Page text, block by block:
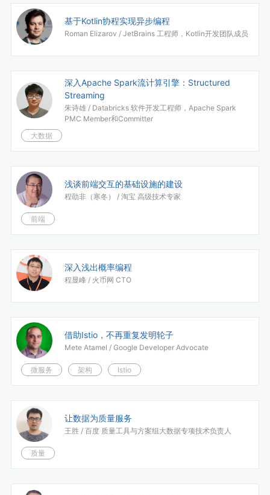
基于Kotlin协程实现异步编程
Roman Elizarov / JetBrains 工程师，Kotlin开发团队成员
深入Apache Spark流计算引擎：Structured
Streaming
朱诗雄 / Databricks 软件开发工程师，Apache Spark
PMC Member和Committer
大数据
浅谈前端交互的基础设施的建设
程劭非（寒冬） / 淘宝 高级技术专家
前端
深入浅出概率编程
程显峰 / 火币网 CTO
借助Istio，不再重复发明轮子
Mete Atamel / Google Developer Advocate
微服务 架构 Istio
让数据为质量服务
王胜 / 百度 质量工具与方案组大数据专项技术负责人
质量